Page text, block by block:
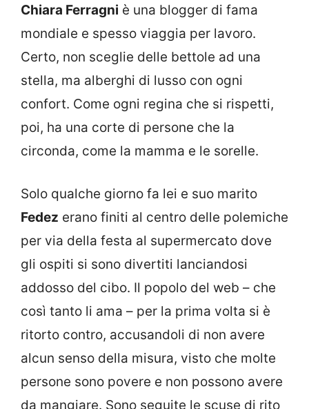
Chiara Ferragni è una blogger di fama
mondiale e spesso viaggia per lavoro.
Certo, non sceglie delle bettole ad una
stella, ma alberghi di lusso con ogni
confort. Come ogni regina che si rispetti,
poi, ha una corte di persone che la
circonda, come la mamma e le sorelle.
Solo qualche giorno fa lei e suo marito
Fedez erano finiti al centro delle polemiche
per via della festa al supermercato dove
gli ospiti si sono divertiti lanciandosi
addosso del cibo. Il popolo del web – che
così tanto li ama – per la prima volta si è
ritorto contro, accusandoli di non avere
alcun senso della misura, visto che molte
persone sono povere e non possono avere
da mangiare. Sono seguite le scuse di rito